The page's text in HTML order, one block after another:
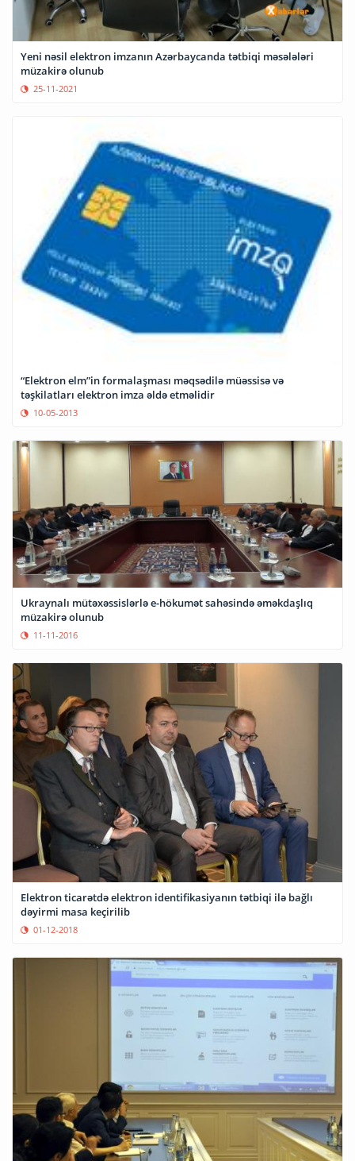
Yeni nəsil elektron imzanın Azərbaycanda tətbiqi məsələləri
müzakirə olunub
25-11-2021
“Elektron elm”in formalaşması məqsədilə müəssisə və
təşkilatları elektron imza əldə etməlidir
10-05-2013
Ukraynalı mütəxəssislərlə e-hökumət sahəsində əməkdaşlıq
müzakirə olunub
11-11-2016
Elektron ticarətdə elektron identifikasiyanın tətbiqi ilə bağlı
dəyirmi masa keçirilib
01-12-2018